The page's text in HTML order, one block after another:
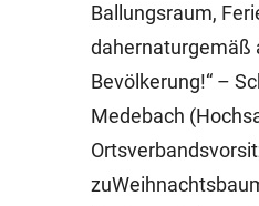
Ballungsraum,
dahernaturgemäß
Bevölkerung!“ –
Medebach